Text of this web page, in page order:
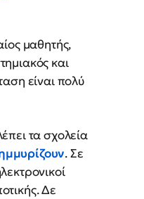
μαθητής,
και
είναι πολύ
τα σχολεία
. Σε
Δε